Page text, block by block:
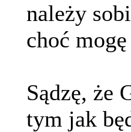
należy
choć
Sądzę, że
tym jak